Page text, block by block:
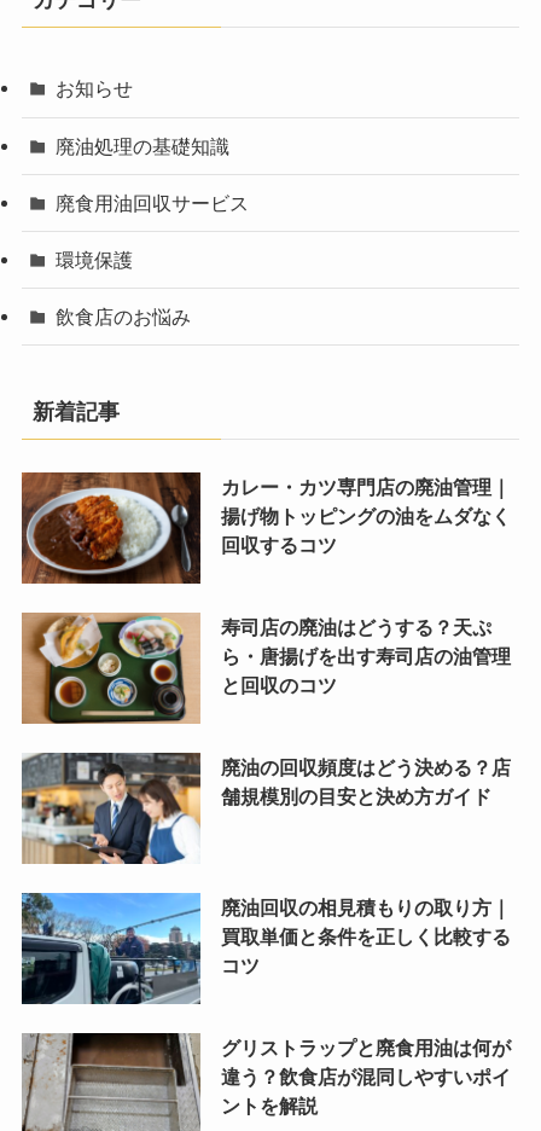
お知らせ
廃油処理の基礎知識
廃食用油回収サービス
環境保護
飲食店のお悩み
新着記事
カレー・カツ専門店の廃油管理｜
揚げ物トッピングの油をムダなく
回収するコツ
寿司店の廃油はどうする？天ぷ
ら・唐揚げを出す寿司店の油管理
と回収のコツ
廃油の回収頻度はどう決める？店
舗規模別の目安と決め方ガイド
廃油回収の相見積もりの取り方｜
買取単価と条件を正しく比較する
コツ
グリストラップと廃食用油は何が
違う？飲食店が混同しやすいポイ
ントを解説